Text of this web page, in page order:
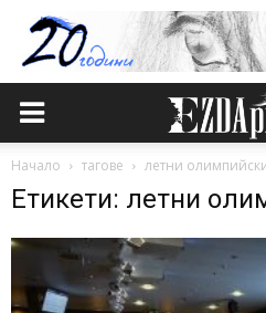
Начало тагове летни
Етикети: летни